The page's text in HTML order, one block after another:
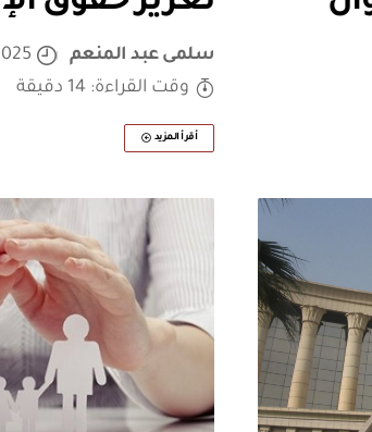
سلمى عبد المنعم
وقت القراءة: 14 دقيقة
أقرأ المزيد